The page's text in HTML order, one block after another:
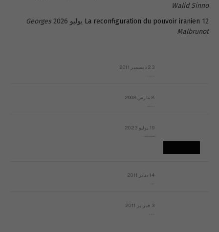
Walid Sinno
La reconfiguration du pouvoir iranien 12 يوليو 2026
Georges
Malbrunot
23 ديسمبر 2011
8 مارس 2008
19 يوليو 2023
14 يناير 2011
3 فبراير 2011